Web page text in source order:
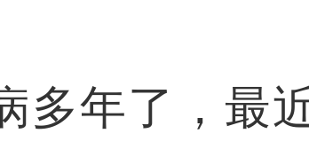
多年了，最